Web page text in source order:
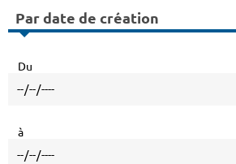
Par date de création
Du
à